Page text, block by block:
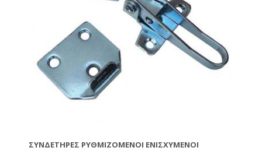
ΣΥΝΔΕΤΉΡΕΣ ΡΥΘΜΙΖΌΜΕΝΟΙ ΕΝΙΣΧΥΜΈΝΟΙ